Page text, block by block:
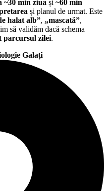
~30 min ziua și ~60 min
și planul de urmat. Este
halat alb”, „mascată”,
să validăm dacă schema
parcursul zilei.
Galați